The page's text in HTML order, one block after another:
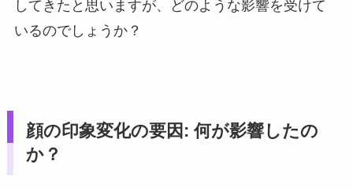
してきたと思いますが、どのような影響を受けて
いるのでしょうか？
顔の印象変化の要因: 何が影響したの
か？